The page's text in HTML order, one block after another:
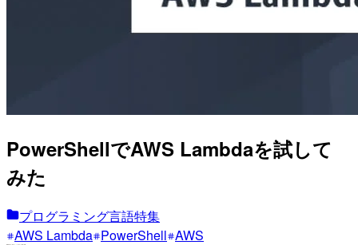
PowerShellでAWS Lambdaを試して
みた
プログラミング言語特集
AWS Lambda PowerShell AWS